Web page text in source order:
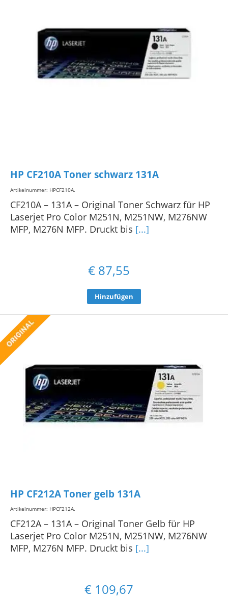
HP CF210A Toner schwarz 131A
Artikelnummer: HPCF210A.
CF210A – 131A – Original Toner Schwarz für HP
Laserjet Pro Color M251N, M251NW, M276NW
MFP, M276N MFP. Druckt bis [...]
€ 87,55
Hinzufügen
HP CF212A Toner gelb 131A
Artikelnummer: HPCF212A.
CF212A – 131A – Original Toner Gelb für HP
Laserjet Pro Color M251N, M251NW, M276NW
MFP, M276N MFP. Druckt bis [...]
€ 109,67